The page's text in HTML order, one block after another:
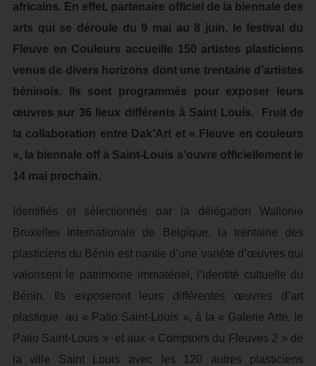
africains. En effet, partenaire officiel de la biennale des
arts qui se déroule du 9 mai au 8 juin, le festival du
Fleuve en Couleurs accueille 150 artistes plasticiens
venus de divers horizons dont une trentaine d’artistes
béninois. Ils sont programmés pour exposer leurs
œuvres sur 36 lieux différents à Saint Louis. Fruit de
la collaboration entre Dak’Art et « Fleuve en couleurs
», la biennale off à Saint-Louis s’ouvre officiellement le
14 mai prochain.
Identifiés et sélectionnés par la délégation Wallonie
Bruxelles Internationale de Belgique, la trentaine des
plasticiens du Bénin est nantie d’une variété d’œuvres qui
valorisent le patrimoine immatériel, l’identité cultuelle du
Bénin. Ils exposeront leurs différentes œuvres d’art
plastique au « Patio Saint-Louis », à la « Galerie Arte, le
Patio Saint-Louis » et aux « Comptoirs du Fleuves 2 » de
la ville Saint Louis avec les 120 autres plasticiens